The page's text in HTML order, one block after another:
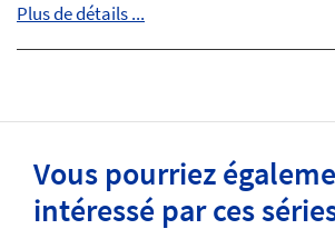
Plus de détails ...
Vous pourriez
intéressé par ces